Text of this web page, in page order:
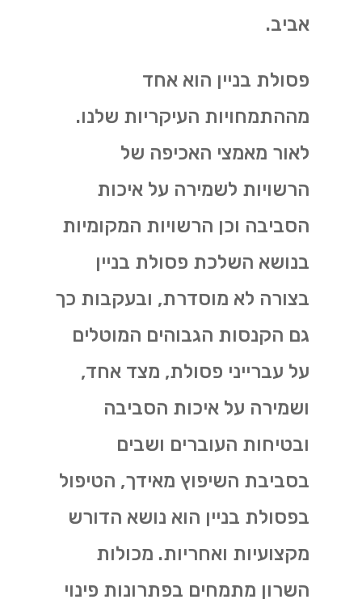
אביב.
פסולת בניין הוא אחד
מההתמחויות העיקריות שלנו.
לאור מאמצי האכיפה של
הרשויות לשמירה על איכות
הסביבה וכן הרשויות המקומיות
בנושא השלכת פסולת בניין
בצורה לא מוסדרת, ובעקבות כך
גם הקנסות הגבוהים המוטלים
על עברייני פסולת, מצד אחד,
ושמירה על איכות הסביבה
ובטיחות העוברים ושבים
בסביבת השיפוץ מאידך, הטיפול
בפסולת בניין הוא נושא הדורש
מקצועיות ואחריות. מכולות
השרון מתמחים בפתרונות פינוי